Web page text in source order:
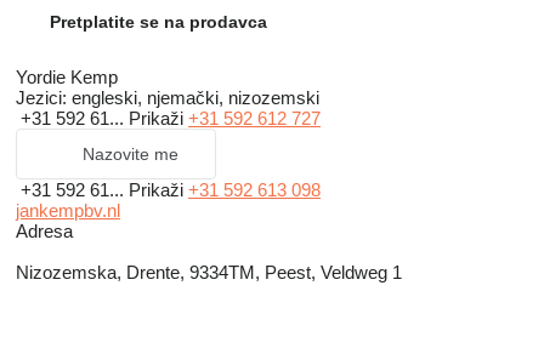
Pretplatite se na prodavca
Yordie Kemp
Jezici: engleski, njemački, nizozemski
+31 592 61... Prikaži +31 592 612 727
Nazovite me
+31 592 61... Prikaži +31 592 613 098
jankempbv.nl
Adresa
Nizozemska, Drente, 9334TM, Peest, Veldweg 1